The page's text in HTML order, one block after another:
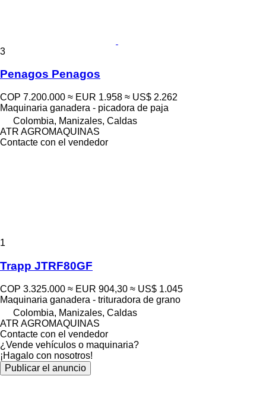
3
Penagos Penagos
COP 7.200.000 ≈ EUR 1.958 ≈ US$ 2.262
Maquinaria ganadera - picadora de paja
Colombia, Manizales, Caldas
ATR AGROMAQUINAS
Contacte con el vendedor
1
Trapp JTRF80GF
COP 3.325.000 ≈ EUR 904,30 ≈ US$ 1.045
Maquinaria ganadera - trituradora de grano
Colombia, Manizales, Caldas
ATR AGROMAQUINAS
Contacte con el vendedor
¿Vende vehículos o maquinaria?
¡Hagalo con nosotros!
Publicar el anuncio